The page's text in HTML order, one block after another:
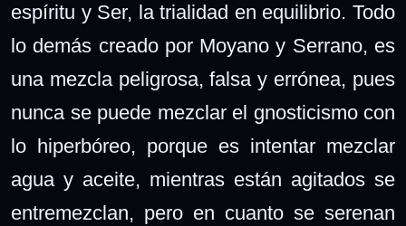
espíritu y Ser, la trialidad en equilibrio. Todo
lo demás creado por Moyano y Serrano, es
una mezcla peligrosa, falsa y errónea, pues
nunca se puede mezclar el gnosticismo con
lo hiperbóreo, porque es intentar mezclar
agua y aceite, mientras están agitados se
entremezclan, pero en cuanto se serenan